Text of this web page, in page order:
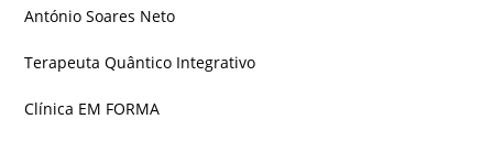
António Soares Neto
Terapeuta Quântico Integrativo
Clínica EM FORMA